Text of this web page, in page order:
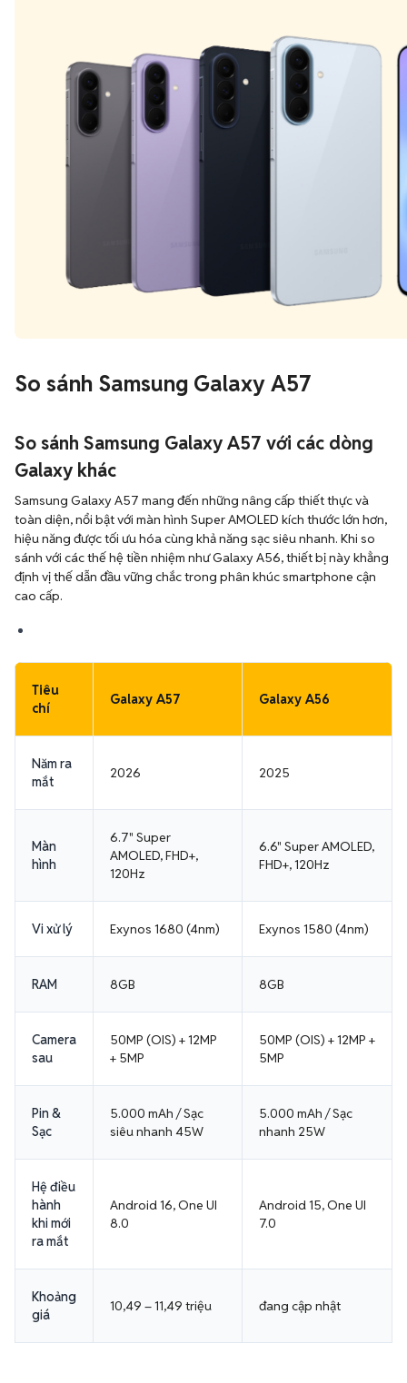
So sánh Samsung Galaxy A57
So sánh Samsung Galaxy A57 với các dòng
Galaxy khác
Samsung Galaxy A57 mang đến những nâng cấp thiết thực và
toàn diện, nổi bật với màn hình Super AMOLED kích thước lớn hơn,
hiệu năng được tối ưu hóa cùng khả năng sạc siêu nhanh. Khi so
sánh với các thế hệ tiền nhiệm như Galaxy A56, thiết bị này khẳng
định vị thế dẫn đầu vững chắc trong phân khúc smartphone cận
cao cấp.
Tiêu
chí
Galaxy A57 Galaxy A56
Năm ra
mắt
2026 2025
Màn
hình
6.7" Super
AMOLED, FHD+,
120Hz
6.6" Super AMOLED,
FHD+, 120Hz
Vi xử lý Exynos 1680 (4nm) Exynos 1580 (4nm)
RAM 8GB 8GB
Camera
sau
50MP (OIS) + 12MP
+ 5MP
50MP (OIS) + 12MP +
5MP
Pin &
Sạc
5.000 mAh / Sạc
siêu nhanh 45W
5.000 mAh / Sạc
nhanh 25W
Hệ điều
hành
khi mới
ra mắt
Android 16, One UI
8.0
Android 15, One UI
7.0
Khoảng
giá
10,49 – 11,49 triệu đang cập nhật